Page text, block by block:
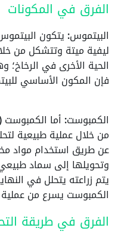
الفرق في المكونات
البيتموس
ليفية ميتة وتتشكل من
الحية الأخرى في
فإن المكون الأساسي
الكمبوست
من خلال عملية طبيعية
عن طريق استخدام مواد
وتحويلها إلى سماد طبيعي
يتم زراعته يتحلل في
الكمبوست يسرع من عملية
الفرق في طريقة